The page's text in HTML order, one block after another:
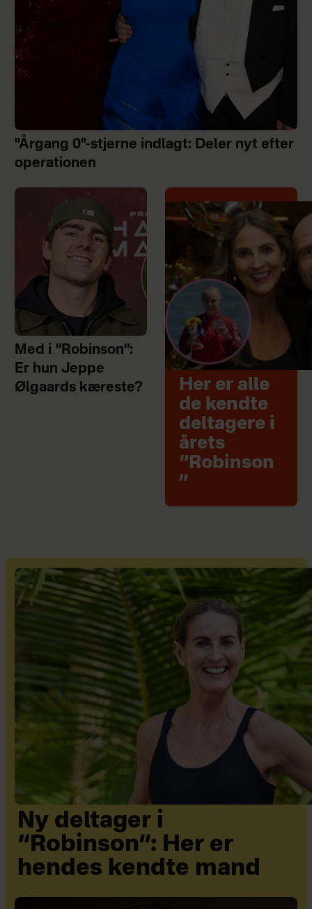
"Årgang 0"-stjerne indlagt: Deler nyt efter
operationen
Med i “Robinson”:
Er hun Jeppe
Ølgaards kæreste?
Her er alle
de kendte
deltagere i
årets
“Robinson
”
Ny deltager i
“Robinson”: Her er
hendes kendte mand